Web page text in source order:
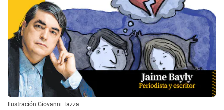
Ilustración:Giovanni Tazza